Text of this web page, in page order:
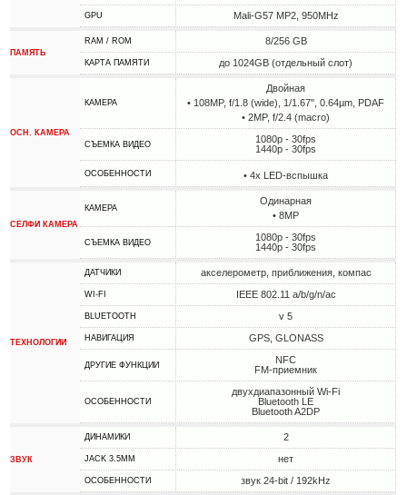
GPU Mali-G57 MP2, 950MHz
ПАМЯТЬ
RAM / ROM 8/256 GB
КАРТА ПАМЯТИ до 1024GB (отдельный слот)
ОСН. КАМЕРА
КАМЕРА
Двойная
• 108MP, f/1.8 (wide), 1/1.67", 0.64µm, PDAF
• 2MP, f/2.4 (macro)
СЪЕМКА ВИДЕО
1080p - 30fps
1440p - 30fps
ОСОБЕННОСТИ • 4х LED-вспышка
СЕЛФИ КАМЕРА
КАМЕРА
Одинарная
• 8MP
СЪЕМКА ВИДЕО
1080p - 30fps
1440p - 30fps
ТЕХНОЛОГИИ
ДАТЧИКИ акселерометр, приближения, компас
WI-FI IEEE 802.11 a/b/g/n/ac
BLUETOOTH v 5
НАВИГАЦИЯ GPS, GLONASS
ДРУГИЕ ФУНКЦИИ
NFC
FM-приемник
ОСОБЕННОСТИ
двухдиапазонный Wi-Fi
Bluetooth LE
Bluetooth A2DP
ЗВУК
ДИНАМИКИ 2
JACK 3.5MM нет
ОСОБЕННОСТИ звук 24-bit / 192kHz